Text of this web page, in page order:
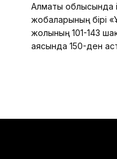
Алматы облысында
жобаларының бірі
жолының 101-143
аясында 150-ден